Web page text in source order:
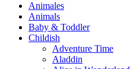
Animales
Animals
Baby & Toddler
Childish
Adventure Time
Aladdin